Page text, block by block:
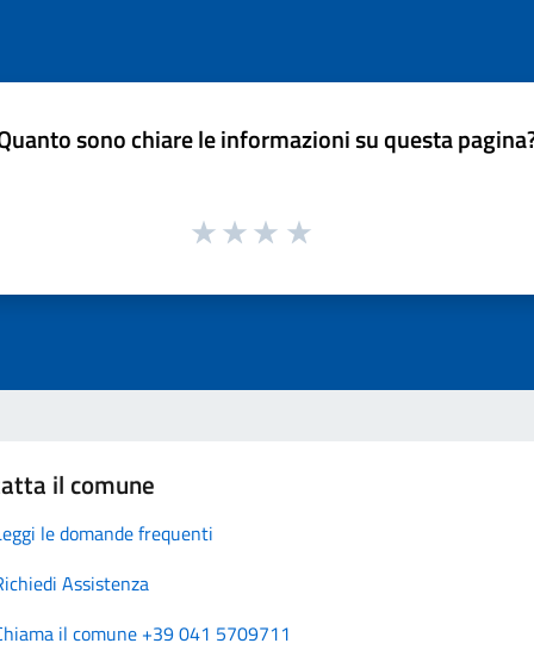
sono chiare le informazioni su questa
il comune
le domande frequenti
Assistenza
il comune +39 041 5709711